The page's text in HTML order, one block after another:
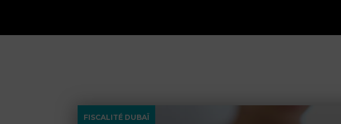
FISCALITÉ DUBAÏ